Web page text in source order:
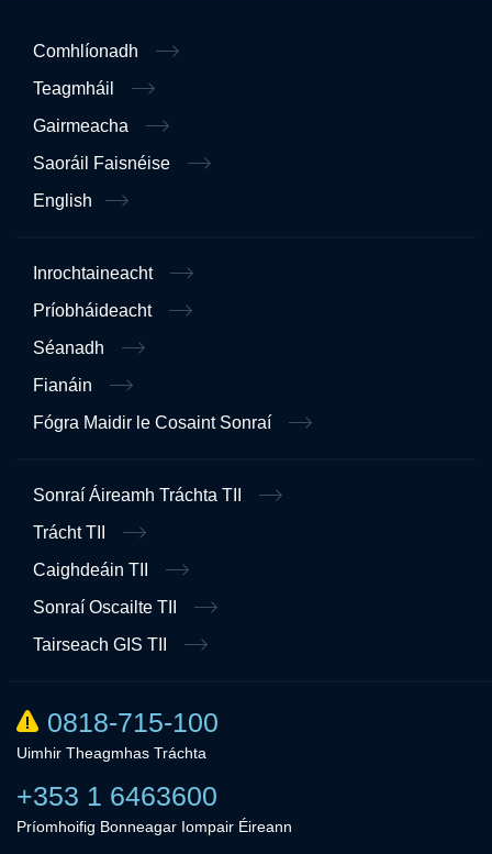
Comhlíonadh
Teagmháil
Gairmeacha
Saoráil Faisnéise
English
Inrochtaineacht
Príobháideacht
Séanadh
Fianáin
Fógra Maidir le Cosaint Sonraí
Sonraí Áireamh Tráchta TII
Trácht TII
Caighdeáin TII
Sonraí Oscailte TII
Tairseach GIS TII
0818-715-100
Uimhir Theagmhas Tráchta
+353 1 6463600
Príomhoifig Bonneagar Iompair Éireann